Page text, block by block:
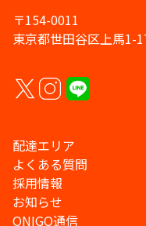
〒154-0011
東京都世田谷区上馬1-
配達エリア
よくある質問
採用情報
お知らせ
ONIGO通信